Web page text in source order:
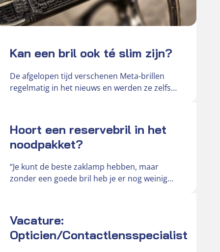
Kan een bril ook té slim zijn?
De afgelopen tijd verschenen Meta-brillen
regelmatig in het nieuws en werden ze zelfs
Hoort een reservebril in het
noodpakket?
“Je kunt de beste zaklamp hebben, maar
zonder een goede bril heb je er nog weinig
Vacature:
Opticien/Contactlensspecialist